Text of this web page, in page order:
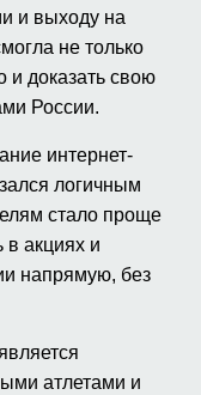
и выходу на
не только
и доказать свою
России.
интернет-
логичным
стало проще
в акциях и
напрямую, без
атлетами и